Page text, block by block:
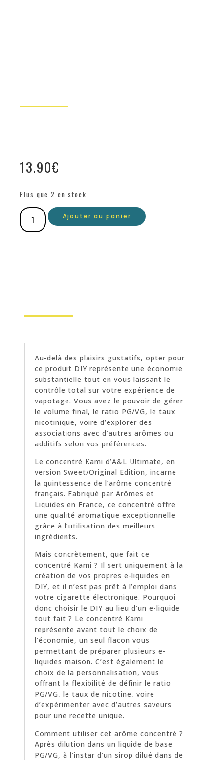
13.90€
Plus que 2 en stock
Ajouter au panier
Au-delà des plaisirs gustatifs, opter pour
ce produit DIY représente une économie
substantielle tout en vous laissant le
contrôle total sur votre expérience de
vapotage. Vous avez le pouvoir de gérer
le volume final, le ratio PG/VG, le taux
nicotinique, voire d’explorer des
associations avec d’autres arômes ou
additifs selon vos préférences.
Le concentré Kami d’A&L Ultimate, en
version Sweet/Original Edition, incarne
la quintessence de l’arôme concentré
français. Fabriqué par Arômes et
Liquides en France, ce concentré offre
une qualité aromatique exceptionnelle
grâce à l’utilisation des meilleurs
ingrédients.
Mais concrètement, que fait ce
concentré Kami ? Il sert uniquement à la
création de vos propres e-liquides en
DIY, et il n’est pas prêt à l’emploi dans
votre cigarette électronique. Pourquoi
donc choisir le DIY au lieu d’un e-liquide
tout fait ? Le concentré Kami
représente avant tout le choix de
l’économie, un seul flacon vous
permettant de préparer plusieurs e-
liquides maison. C’est également le
choix de la personnalisation, vous
offrant la flexibilité de définir le ratio
PG/VG, le taux de nicotine, voire
d’expérimenter avec d’autres saveurs
pour une recette unique.
Comment utiliser cet arôme concentré ?
Après dilution dans un liquide de base
PG/VG, à l’instar d’un sirop dilué dans de